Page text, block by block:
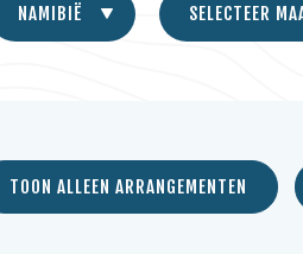
NAMIBIË SELECTEER
TOON ALLEEN ARRANGEMENTEN